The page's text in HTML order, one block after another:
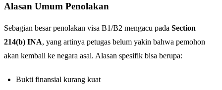
Alasan Umum Penolakan
Sebagian besar penolakan visa B1/B2 mengacu pada Section
214(b) INA, yang artinya petugas belum yakin bahwa pemohon
akan kembali ke negara asal. Alasan spesifik bisa berupa:
Bukti finansial kurang kuat